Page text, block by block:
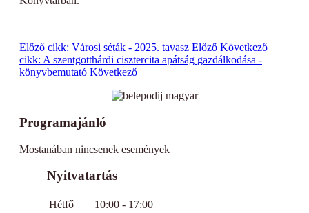
Előző cikk: Városi séták - 2025. tavasz Előző Következő
cikk: A szentgotthárdi cisztercita apátság gazdálkodása -
könyvbemutató Következő
Programajánló
Mostanában nincsenek események
Nyitvatartás
Hétfő
10:00 - 17:00